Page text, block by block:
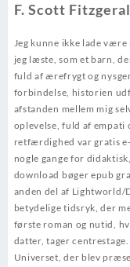
F. Scott
Jeg kunne ikke lade
jeg læste, som et barn,
fuld af ærefrygt og
forbindelse, historien
afstanden mellem mig
oplevelse, fuld af empati
retfærdighed var gratis
nogle gange for
download bøger epub
anden del af Lightworld/
betydelige tidsryk, der
første roman og nutid,
datter, tager
Universet, der blev